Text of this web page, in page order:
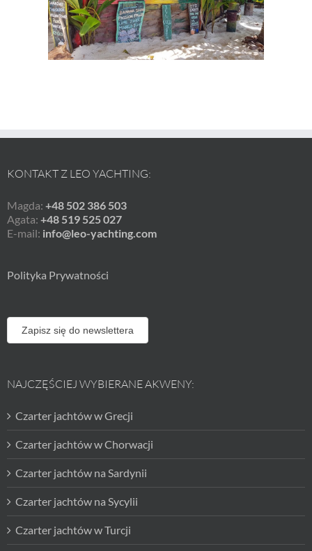
KONTAKT Z LEO YACHTING:
Magda: +48 502 386 503
Agata: +48 519 525 027
E-mail: info@leo-yachting.com
Polityka Prywatności
Zapisz się do newslettera
NAJCZĘŚCIEJ WYBIERANE AKWENY:
Czarter jachtów w Grecji
Czarter jachtów w Chorwacji
Czarter jachtów na Sardynii
Czarter jachtów na Sycylii
Czarter jachtów w Turcji